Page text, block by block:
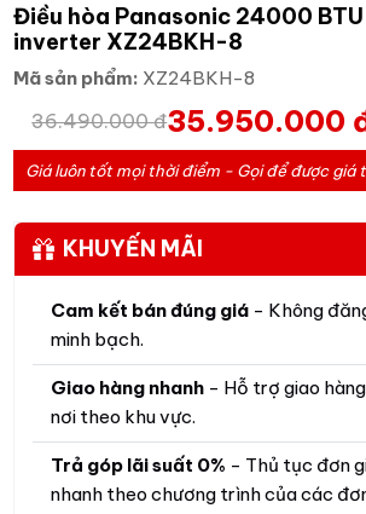
Điều hòa Panasonic 24000
inverter XZ24BKH-8
Mã sản phẩm: XZ24BKH-8
36.490.000 đ35.950.000
Giá luôn tốt mọi thời điểm - Gọi để được giá
KHUYẾN MÃI
Cam kết bán đúng giá - Không
minh bạch.
Giao hàng nhanh - Hỗ trợ giao
nơi theo khu vực.
Trả góp lãi suất 0% - Thủ tục đơn
nhanh theo chương trình của các